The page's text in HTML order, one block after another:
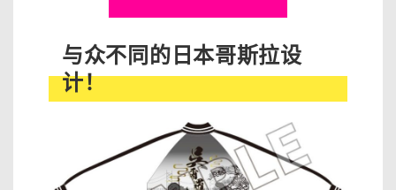
与众不同的日本哥斯拉设
计！